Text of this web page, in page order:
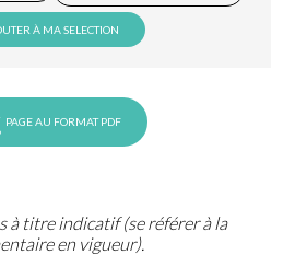
À MA SELECTION
PAGE AU FORMAT PDF
à titre indicatif (se référer à la
en vigueur).